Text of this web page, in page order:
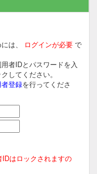
は、 ログインが必要 で
者IDとパスワードを入
してください。
登録を行ってくださ
IDはロックされますの